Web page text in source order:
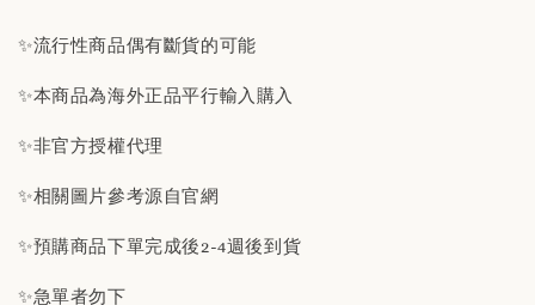
✨流行性商品偶有斷貨的可能
✨本商品為海外正品平行輸入購入
✨非官方授權代理
✨相關圖片參考源自官網
✨預購商品下單完成後2-4週後到貨
✨急單者勿下